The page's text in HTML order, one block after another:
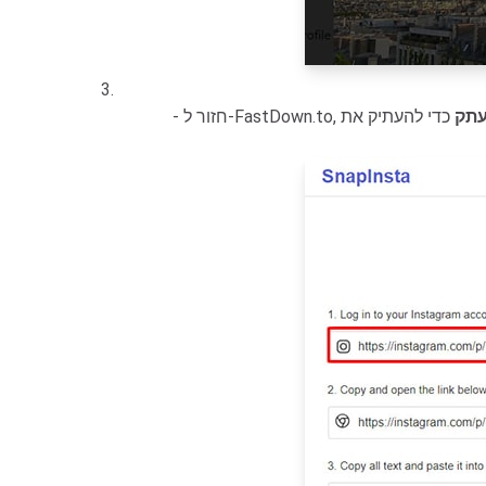
כדי להעתיק את